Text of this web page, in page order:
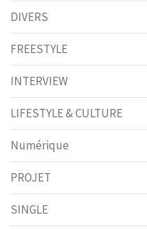
DIVERS
FREESTYLE
INTERVIEW
LIFESTYLE & CULTURE
Numérique
PROJET
SINGLE